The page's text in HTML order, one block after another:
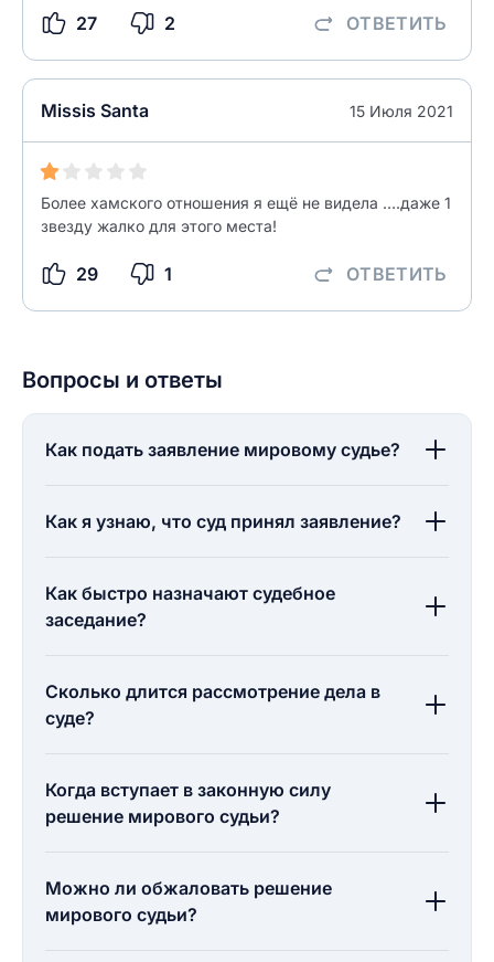
27 2 ОТВЕТИТЬ
Missis Santa 15 Июля 2021
Более хамского отношения я ещё не видела ….даже 1
звезду жалко для этого места!
29 1 ОТВЕТИТЬ
Вопросы и ответы
Как подать заявление мировому судье?
Как я узнаю, что суд принял заявление?
Как быстро назначают судебное
заседание?
Сколько длится рассмотрение дела в
суде?
Когда вступает в законную силу
решение мирового судьи?
Можно ли обжаловать решение
мирового судьи?